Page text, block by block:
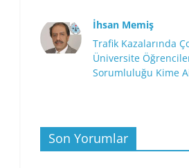
İhsan Memiş
Trafik Kazalarında
Üniversite
Sorumluluğu Kime
Son Yorumlar